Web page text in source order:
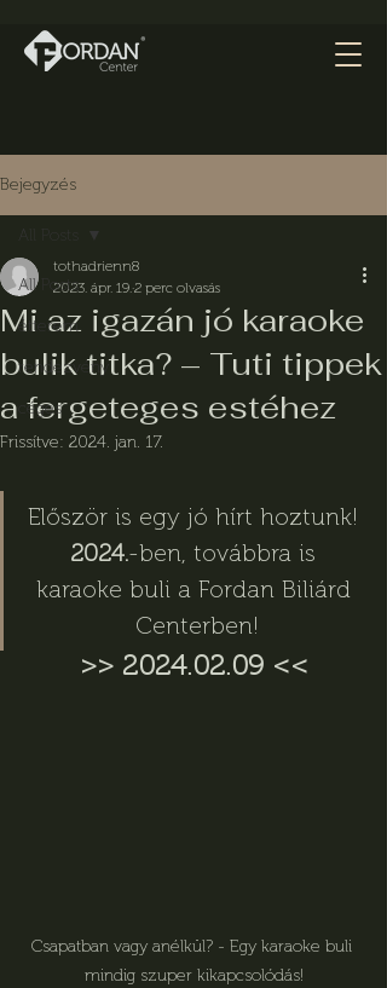
Bejegyzés
All Posts
étterem
rendezvény
céges
Mi az igazán jó karaoke
bulik titka? – Tuti tippek
a fergeteges estéhez
tothadrienn8
2023. ápr. 19.2 perc olvasás
Frissítve: 2024. jan. 17.
Először is egy jó hírt hoztunk!
2024.-ben, továbbra is
karaoke buli a Fordan Biliárd
Centerben!
>> 2024.02.09 <<
Csapatban vagy anélkül? - Egy karaoke buli
mindig szuper kikapcsolódás!